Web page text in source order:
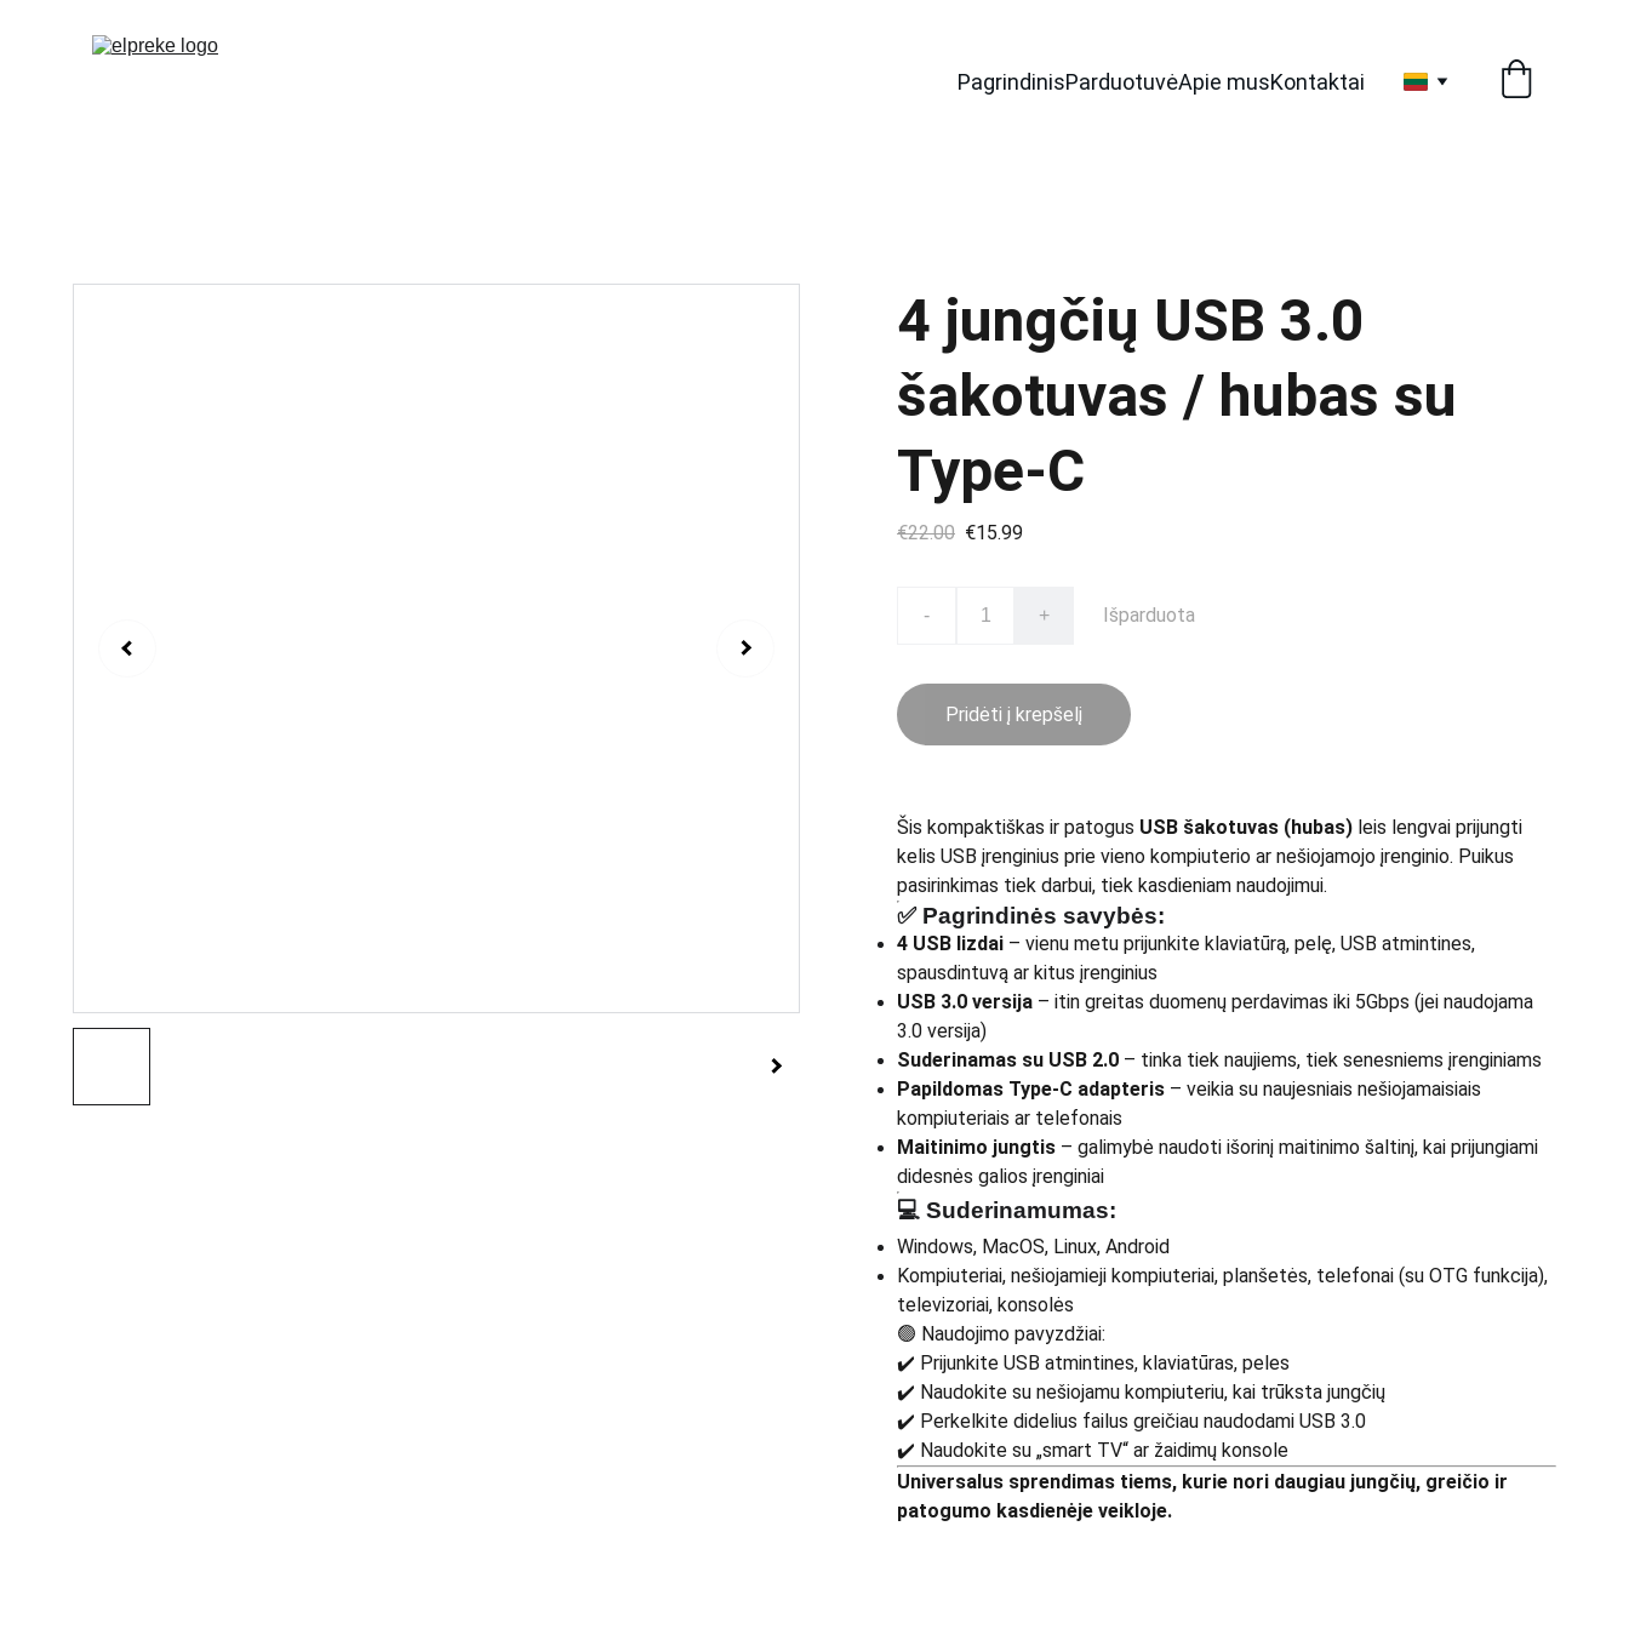
PagrindinisParduotuvėApie musKontaktai
4 jungčių USB 3.0
šakotuvas / hubas su
Type-C
€22.00 €15.99
- + Išparduota
Pridėti į krepšelį
Šis kompaktiškas ir patogus USB šakotuvas (hubas) leis lengvai prijungti
kelis USB įrenginius prie vieno kompiuterio ar nešiojamojo įrenginio. Puikus
pasirinkimas tiek darbui, tiek kasdieniam naudojimui.
✅ Pagrindinės savybės:
4 USB lizdai – vienu metu prijunkite klaviatūrą, pelę, USB atmintines,
spausdintuvą ar kitus įrenginius
USB 3.0 versija – itin greitas duomenų perdavimas iki 5Gbps (jei naudojama
3.0 versija)
Suderinamas su USB 2.0 – tinka tiek naujiems, tiek senesniems įrenginiams
Papildomas Type-C adapteris – veikia su naujesniais nešiojamaisiais
kompiuteriais ar telefonais
Maitinimo jungtis – galimybė naudoti išorinį maitinimo šaltinį, kai prijungiami
didesnės galios įrenginiai
💻 Suderinamumas:
Windows, MacOS, Linux, Android
Kompiuteriai, nešiojamieji kompiuteriai, planšetės, telefonai (su OTG funkcija),
televizoriai, konsolės
🟢 Naudojimo pavyzdžiai:
✔️ Prijunkite USB atmintines, klaviatūras, peles
✔️ Naudokite su nešiojamu kompiuteriu, kai trūksta jungčių
✔️ Perkelkite didelius failus greičiau naudodami USB 3.0
✔️ Naudokite su „smart TV“ ar žaidimų konsole
Universalus sprendimas tiems, kurie nori daugiau jungčių, greičio ir
patogumo kasdienėje veikloje.